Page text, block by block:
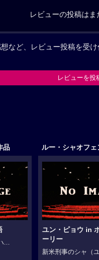
レビューの投稿はま
想など、レビュー投稿を受
レビューを投
品
...
ルー・シャオフェ
ユン・ピョウ in
ーリー
新米刑事のシャ（